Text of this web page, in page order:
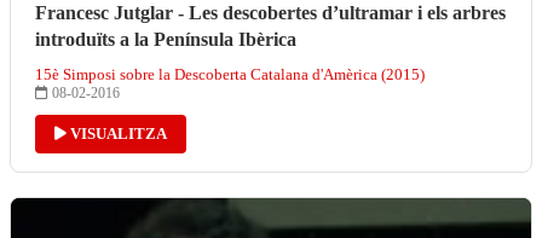
Francesc Jutglar - Les descobertes d’ultramar i els arbres
introduïts a la Península Ibèrica
15è Simposi sobre la Descoberta Catalana d'Amèrica (2015)
08-02-2016
VISUALITZA